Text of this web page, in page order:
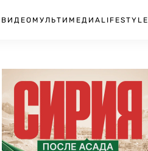
ВИДЕО МУЛЬТИМЕДИА LIFESTYLE